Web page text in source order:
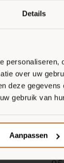
Details
over uw
deze
gebruik van
Aanpassen